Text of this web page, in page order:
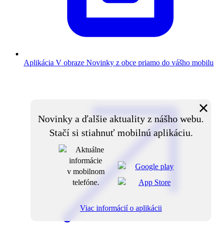
Aplikácia V obraze Novinky z obce priamo do vášho mobilu
Novinky a ďalšie aktuality z nášho webu.
Stačí si stiahnuť mobilnú aplikáciu.
×
Viac informácií o aplikácii